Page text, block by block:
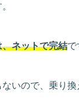
ネットで完結で
いので、乗り換